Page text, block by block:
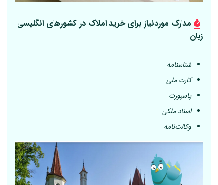
مدارک موردنیاز برای خرید املاک در کشورهای انگلیسی
زبان
شناسنامه
کارت ملی
پاسپورت
اسناد ملکی
وکالت‌نامه